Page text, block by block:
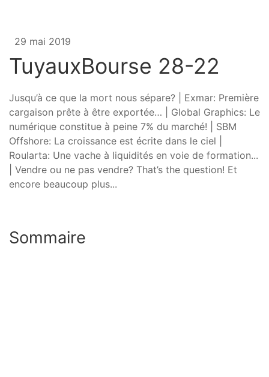
29 mai 2019
TuyauxBourse 28-22
Jusqu’à ce que la mort nous sépare? | Exmar: Première
cargaison prête à être exportée… | Global Graphics: Le
numérique constitue à peine 7% du marché! | SBM
Offshore: La croissance est écrite dans le ciel |
Roularta: Une vache à liquidités en voie de formation...
| Vendre ou ne pas vendre? That’s the question! Et
encore beaucoup plus...
Sommaire